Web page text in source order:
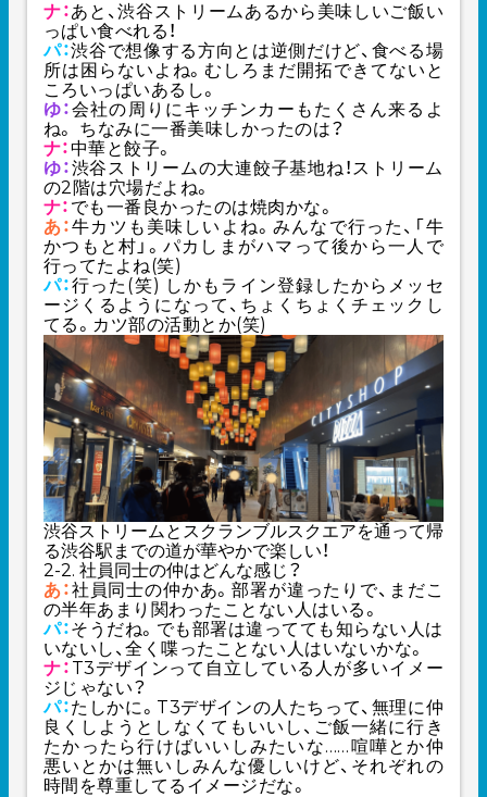
ナ：あと、渋谷ストリームあるから美味しいご飯い
っぱい食べれる！
パ：渋谷で想像する方向とは逆側だけど、食べる場
所は困らないよね。むしろまだ開拓できてないと
ころいっぱいあるし。
ゆ：会社の周りにキッチンカーもたくさん来るよ
ね。 ちなみに一番美味しかったのは？
ナ：中華と餃子。
ゆ：渋谷ストリームの大連餃子基地ね！ストリーム
の2階は穴場だよね。
ナ： でも一番良かったのは焼肉かな。
あ：牛カツも美味しいよね。みんなで行った、「牛
かつもと村」。パカしまがハマって後から一人で
行ってたよね(笑)
パ：行った(笑) しかもライン登録したからメッセ
ージくるようになって、ちょくちょくチェックし
てる。カツ部の活動とか(笑)
渋谷ストリームとスクランブルスクエアを通って帰
る渋谷駅までの道が華やかで楽しい！
2-2. 社員同士の仲はどんな感じ？
あ：社員同士の仲かあ。部署が違ったりで、まだこ
の半年あまり関わったことない人はいる。
パ：そうだね。でも部署は違ってても知らない人は
いないし、全く喋ったことない人はいないかな。
ナ： T3デザインって自立している人が多いイメー
ジじゃない？
パ：たしかに。T3デザインの人たちって、無理に仲
良くしようとしなくてもいいし、ご飯一緒に行き
たかったら行けばいいしみたいな……喧嘩とか仲
悪いとかは無いしみんな優しいけど、それぞれの
時間を尊重してるイメージだな。